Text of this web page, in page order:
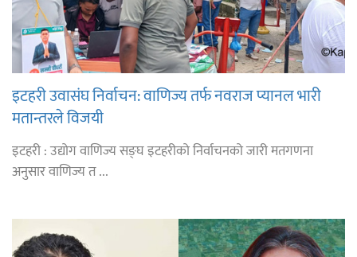
इटहरी उवासंघ निर्वाचन: वाणिज्य तर्फ नवराज प्यानल भारी
मतान्तरले विजयी
इटहरी : उद्योग वाणिज्य सङ्घ इटहरीको निर्वाचनको जारी मतगणना
अनुसार वाणिज्य त ...